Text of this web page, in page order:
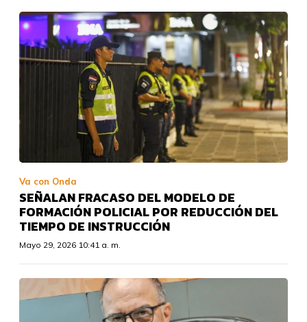
Va con Onda
SEÑALAN FRACASO DEL MODELO DE
FORMACIÓN POLICIAL POR REDUCCIÓN DEL
TIEMPO DE INSTRUCCIÓN
Mayo 29, 2026 10:41 a. m.